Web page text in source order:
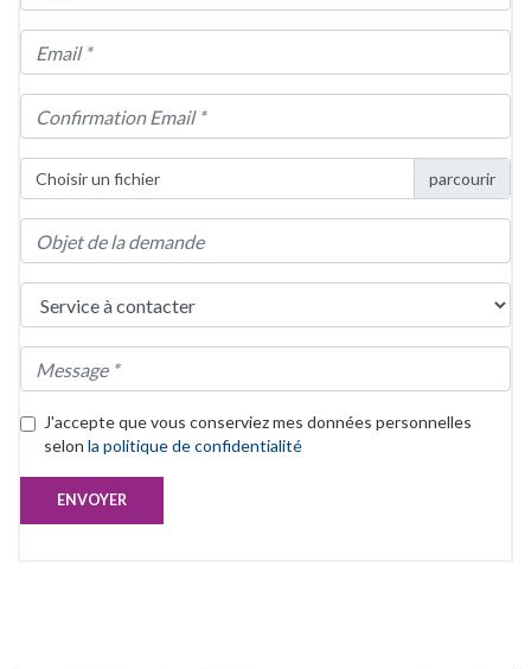
Choisir un fichier
J'accepte que vous conserviez mes données personnelles
selon la politique de confidentialité
ENVOYER